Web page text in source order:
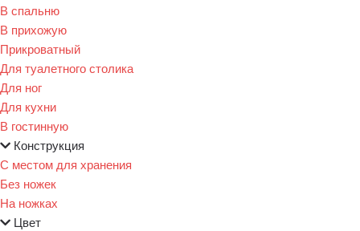
В спальню
В прихожую
Прикроватный
Для туалетного столика
Для ног
Для кухни
В гостинную
Конструкция
С местом для хранения
Без ножек
На ножках
Цвет